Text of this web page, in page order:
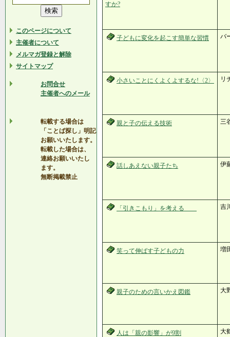
このページについて
主催者について
メルマガ登録と解除
サイトマップ
お問合せ
主催者へのメール
転載する場合は
「ことば探し」明記
お願いいたします。
転載した場合は、
連絡お願いいたし
ます。
無断掲載禁止
すか?
子どもに変化を起こす簡単な習慣 バ
小さいことにくよくよするな!〈2〉 リ
親と子の伝える技術 三
話しあえない親子たち 伊
「引きこもり」を考える 吉
笑って伸ばす子どもの力 増
親子のための言いかえ図鑑 大
人は「親の影響」が9割 大